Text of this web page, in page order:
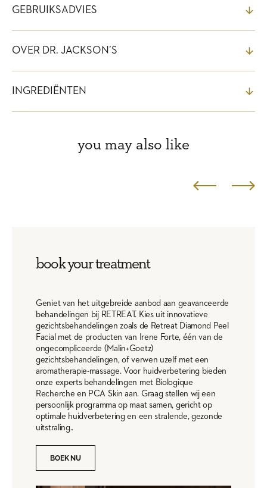
GEBRUIKSADVIES
OVER DR. JACKSON’S
INGREDIËNTEN
you may also like
book your treatment
Geniet van het uitgebreide aanbod aan geavanceerde
behandelingen bij RETREAT. Kies uit innovatieve
gezichtsbehandelingen zoals de Retreat Diamond Peel
Facial met de producten van Irene Forte, één van de
ongecompliceerde (Malin+Goetz)
gezichtsbehandelingen, of verwen uzelf met een
aromatherapie-massage. Voor huidverbetering bieden
onze experts behandelingen met Biologique
Recherche en PCA Skin aan. Graag stellen wij een
persoonlijk programma op maat samen, gericht op
optimale huidverbetering en een stralende, gezonde
uitstraling..
BOEK NU